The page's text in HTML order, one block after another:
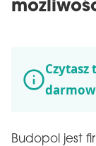
Budopol jest